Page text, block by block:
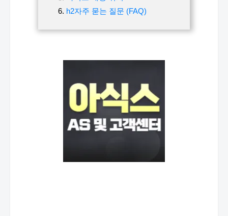
h2자주 묻는 질문 (FAQ)